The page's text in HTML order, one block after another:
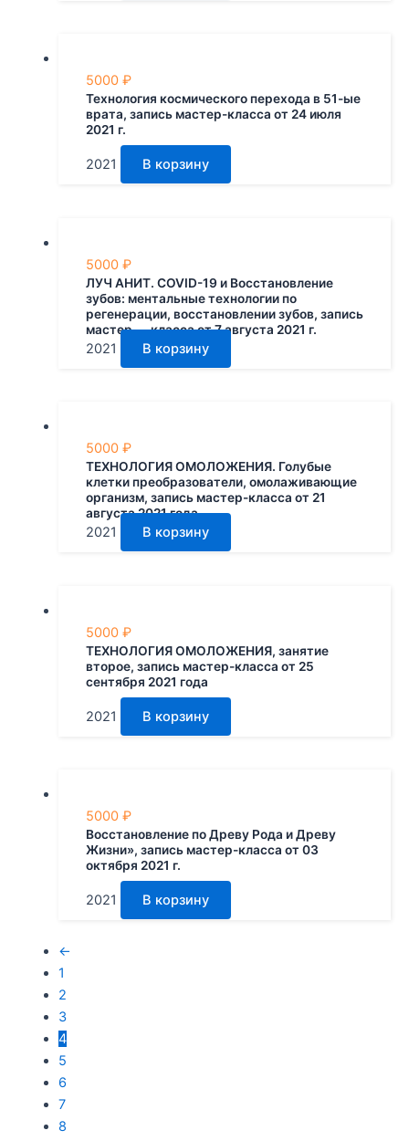
5000 ₽
Технология космического перехода в 51-ые
врата, запись мастер-класса от 24 июля
2021 г.
2021 В корзину
5000 ₽
ЛУЧ АНИТ. COVID-19 и Восстановление
зубов: ментальные технологии по
регенерации, восстановлении зубов, запись
мастер — класса от 7 августа 2021 г.
2021 В корзину
5000 ₽
ТЕХНОЛОГИЯ ОМОЛОЖЕНИЯ. Голубые
клетки преобразователи, омолаживающие
организм, запись мастер-класса от 21
августа 2021 года.
2021 В корзину
5000 ₽
ТЕХНОЛОГИЯ ОМОЛОЖЕНИЯ, занятие
второе, запись мастер-класса от 25
сентября 2021 года
2021 В корзину
5000 ₽
Восстановление по Древу Рода и Древу
Жизни», запись мастер-класса от 03
октября 2021 г.
2021 В корзину
←
1
2
3
4
5
6
7
8